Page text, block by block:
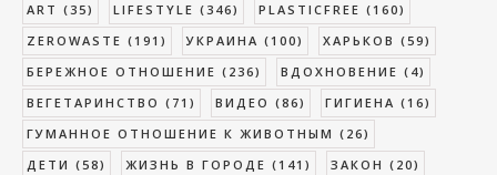
ART (35) LIFESTYLE (346) PLASTICFREE (160)
ZEROWASTE (191) УКРАИНА (100) ХАРЬКОВ (59)
БЕРЕЖНОЕ ОТНОШЕНИЕ (236) ВДОХНОВЕНИЕ (4)
ВЕГЕТАРИНСТВО (71) ВИДЕО (86) ГИГИЕНА (16)
ГУМАННОЕ ОТНОШЕНИЕ К ЖИВОТНЫМ (26)
ДЕТИ (58) ЖИЗНЬ В ГОРОДЕ (141) ЗАКОН (20)